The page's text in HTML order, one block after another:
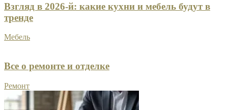
Взгляд в 2026‑й: какие кухни и мебель будут в
тренде
Мебель
Все о ремонте и отделке
Ремонт